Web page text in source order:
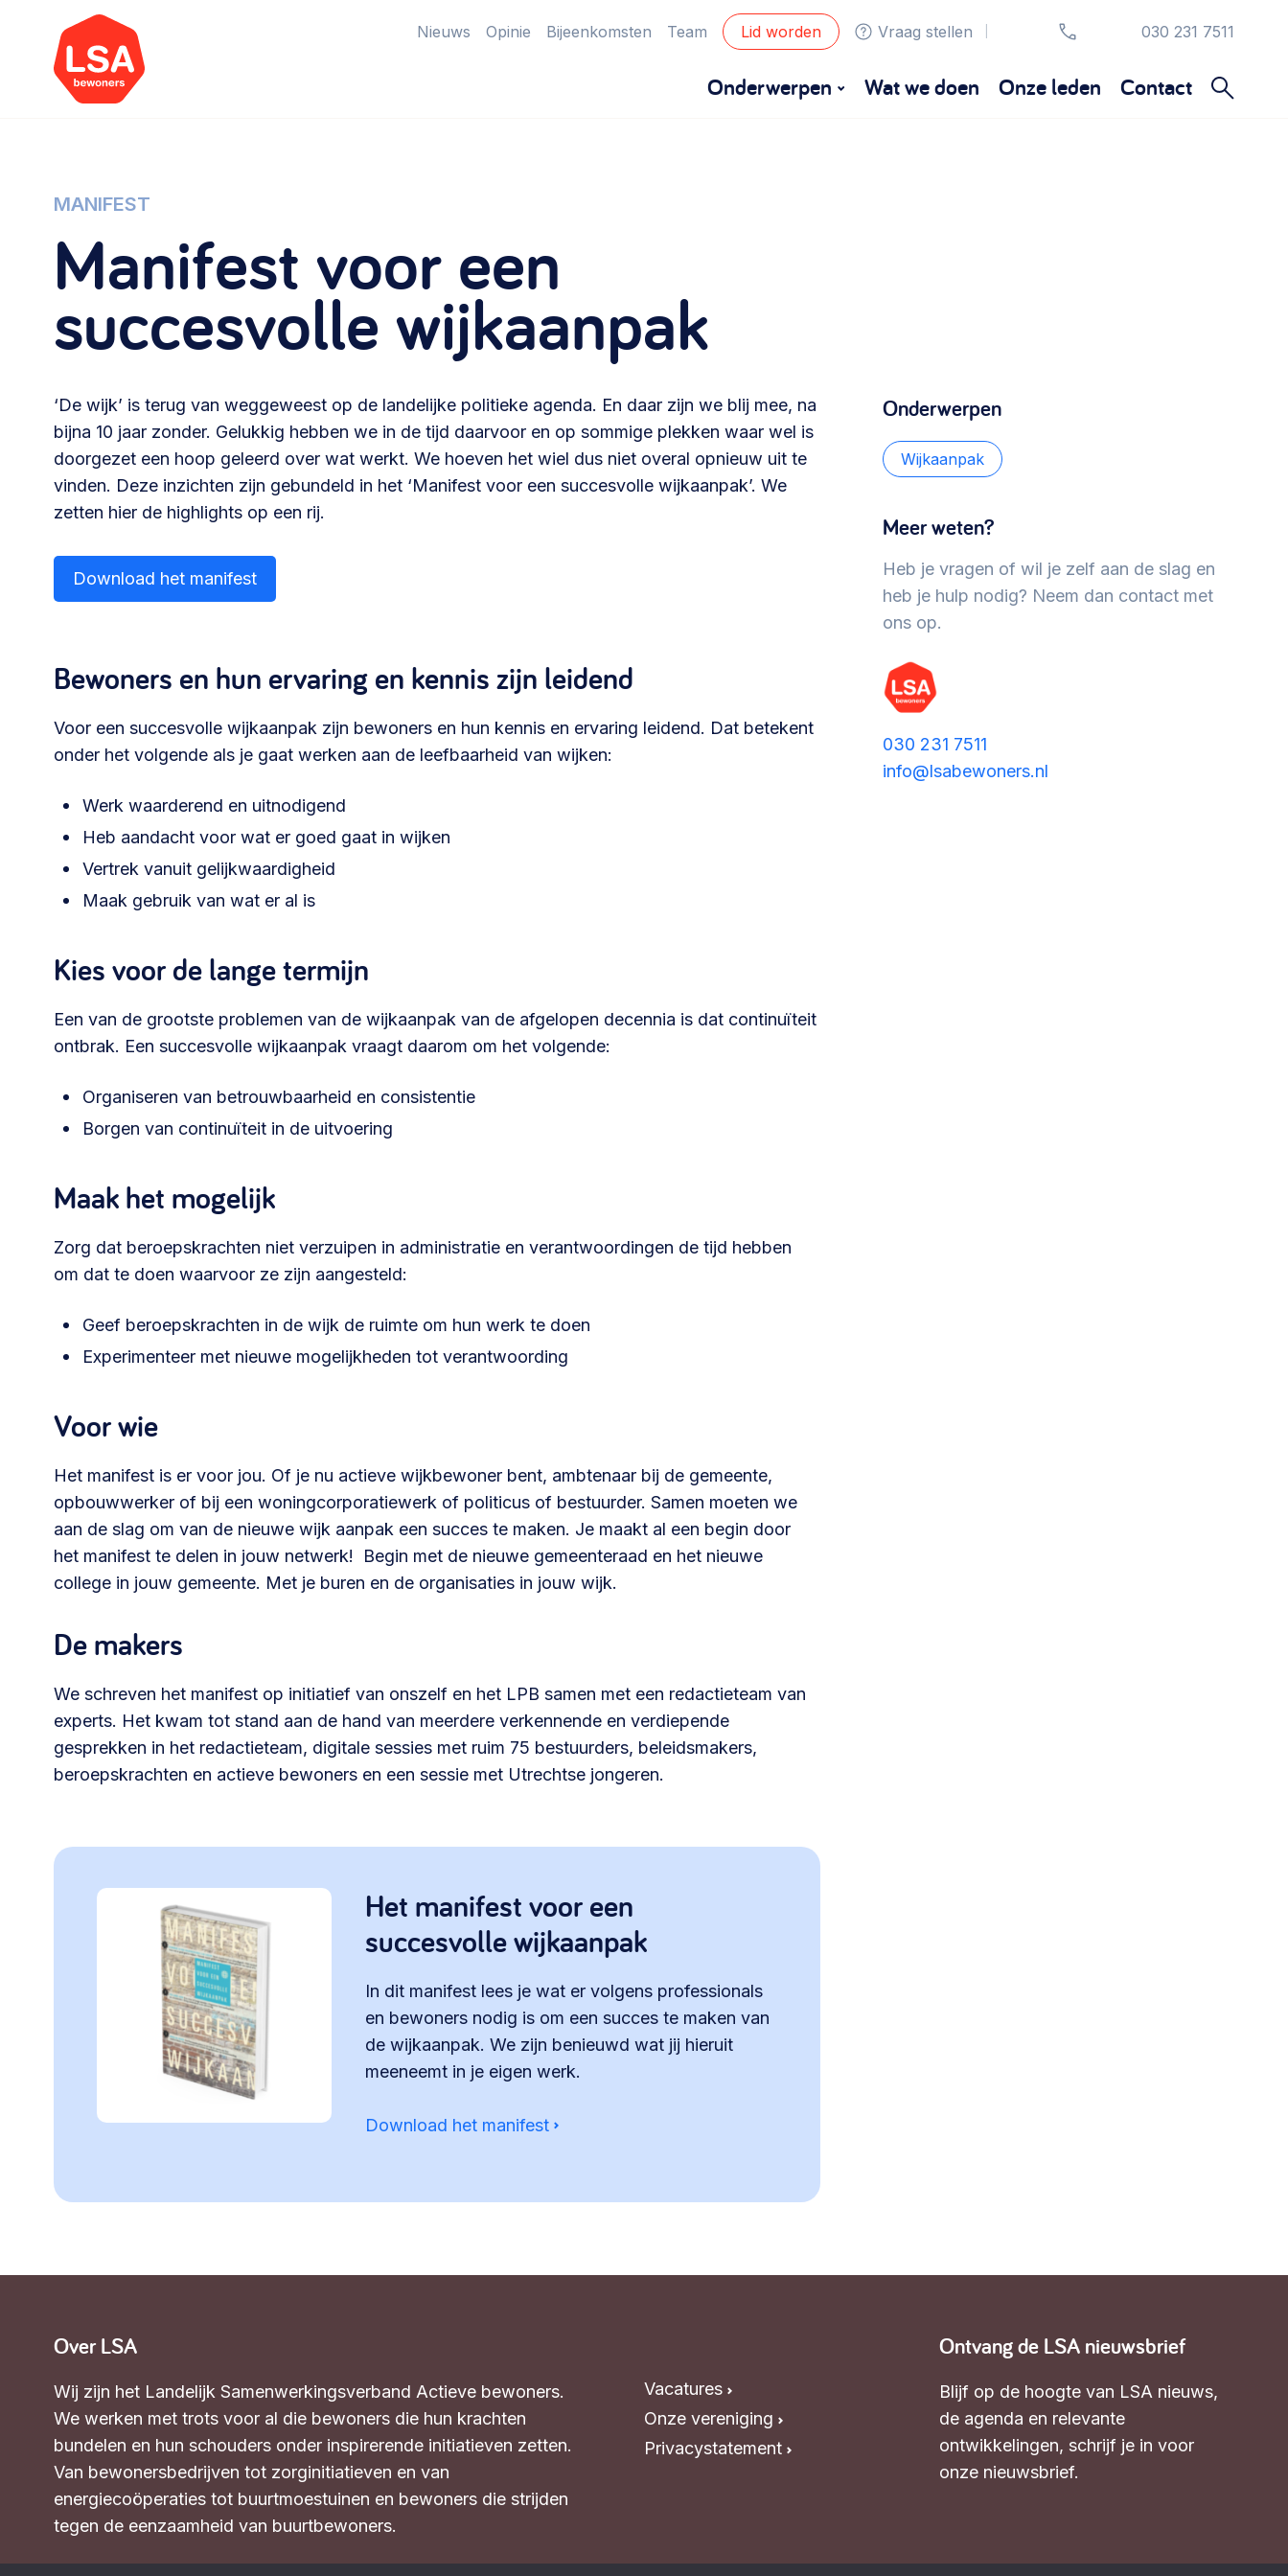
Nieuws Opinie Bijeenkomsten Team Lid worden Vraag stellen 030 231 7511
Onderwerpen
Rechtsvormen, positionering,
Vrijwilligers en medewerkers
Werving, contracten en vergoedingen,
betaalde krachten >
Eigen gebouw
Huren of kopen, maatschappelijk vastgoed,
ontmoetingsplekken >
Buurtbewoners verbinden
Community building en ABCD,
welkomstcultuur >
Zorgzame gemeenschappen
Betrokken buurten, contact stimuleren,
netwerken uitbreiden >
Wijkaanpak
Werken aan de wijk, ABCD, WijkWijzer >
Voorbereiden op crisis, noodsteunpunten,
ontmoetingsplekken >
Meebeslissen
Uitdaagrecht, gemeenschapsfondsen, lokale
democratie >
Lobbyen, invloed uitoefenen,
invoering omgevingswet, participatie,
Advies of hulp nodig?
Je kunt altijd contact met ons opnemen via telefoon of e-mail.
Vraag stellen
030 231
Wat we doen Onze leden Contact
MANIFEST
Manifest voor een
succesvolle wijkaanpak
‘De wijk’ is terug van weggeweest op de landelijke politieke agenda. En daar zijn we blij mee, na
bijna 10 jaar zonder. Gelukkig hebben we in de tijd daarvoor en op sommige plekken waar wel is
doorgezet een hoop geleerd over wat werkt. We hoeven het wiel dus niet overal opnieuw uit te
vinden. Deze inzichten zijn gebundeld in het ‘Manifest voor een succesvolle wijkaanpak’. We
zetten hier de highlights op een rij.
Download het manifest
Bewoners en hun ervaring en kennis zijn leidend
Voor een succesvolle wijkaanpak zijn bewoners en hun kennis en ervaring leidend. Dat betekent
onder het volgende als je gaat werken aan de leefbaarheid van wijken:
Werk waarderend en uitnodigend
Heb aandacht voor wat er goed gaat in wijken
Vertrek vanuit gelijkwaardigheid
Maak gebruik van wat er al is
Kies voor de lange termijn
Een van de grootste problemen van de wijkaanpak van de afgelopen decennia is dat continuïteit
ontbrak. Een succesvolle wijkaanpak vraagt daarom om het volgende:
Organiseren van betrouwbaarheid en consistentie
Borgen van continuïteit in de uitvoering
Maak het mogelijk
Zorg dat beroepskrachten niet verzuipen in administratie en verantwoordingen de tijd hebben
om dat te doen waarvoor ze zijn aangesteld:
Geef beroepskrachten in de wijk de ruimte om hun werk te doen
Experimenteer met nieuwe mogelijkheden tot verantwoording
Voor wie
Het manifest is er voor jou. Of je nu actieve wijkbewoner bent, ambtenaar bij de gemeente,
opbouwwerker of bij een woningcorporatiewerk of politicus of bestuurder. Samen moeten we
aan de slag om van de nieuwe wijk aanpak een succes te maken. Je maakt al een begin door
het manifest te delen in jouw netwerk! Begin met de nieuwe gemeenteraad en het nieuwe
college in jouw gemeente. Met je buren en de organisaties in jouw wijk.
De makers
We schreven het manifest op initiatief van onszelf en het LPB samen met een redactieteam van
experts. Het kwam tot stand aan de hand van meerdere verkennende en verdiepende
gesprekken in het redactieteam, digitale sessies met ruim 75 bestuurders, beleidsmakers,
beroepskrachten en actieve bewoners en een sessie met Utrechtse jongeren.
Het manifest voor een
succesvolle wijkaanpak
In dit manifest lees je wat er volgens professionals
en bewoners nodig is om een succes te maken van
de wijkaanpak. We zijn benieuwd wat jij hieruit
meeneemt in je eigen werk.
Download het manifest
Onderwerpen
Wijkaanpak
Meer weten?
Heb je vragen of wil je zelf aan de slag en
heb je hulp nodig? Neem dan contact met
ons op.
030 231 7511
info@lsabewoners.nl
Over LSA
Wij zijn het Landelijk Samenwerkingsverband Actieve bewoners.
We werken met trots voor al die bewoners die hun krachten
bundelen en hun schouders onder inspirerende initiatieven zetten.
Van bewonersbedrijven tot zorginitiatieven en van
energiecoöperaties tot buurtmoestuinen en bewoners die strijden
tegen de eenzaamheid van buurtbewoners.
Vacatures
Onze vereniging
Privacystatement
Ontvang de LSA nieuwsbrief
Blijf op de hoogte van LSA nieuws,
de agenda en relevante
ontwikkelingen, schrijf je in voor
onze nieuwsbrief.